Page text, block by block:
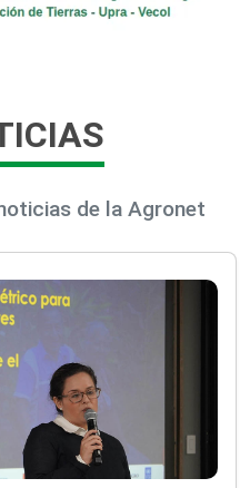
de la Agronet